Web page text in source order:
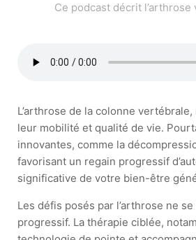
Ce podcast décrit
L’arthrose de la colonne
leur mobilité et qualité de vie.
innovantes, comme la
favorisant un regain progressif
significative de votre bien-être
Les défis posés par l’arthrose ne
progressif. La thérapie ciblée,